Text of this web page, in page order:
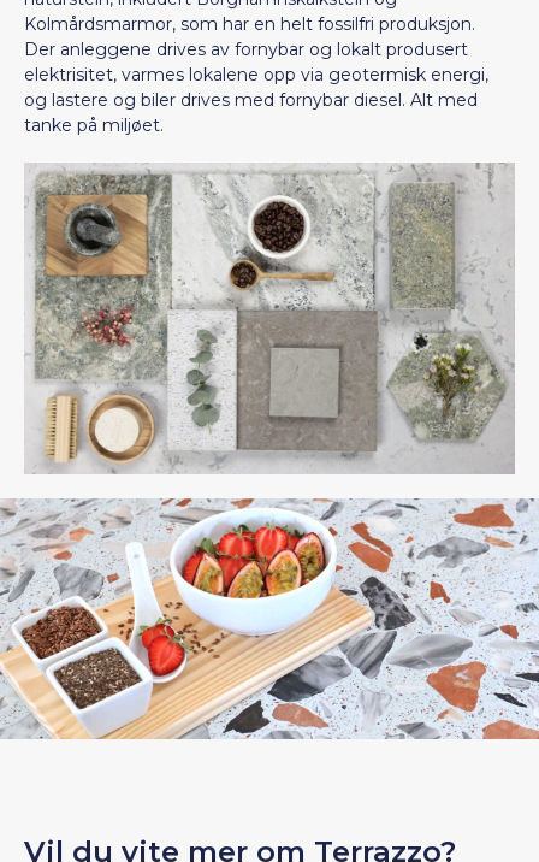
Kolmårdsmarmor, som har en helt fossilfri produksjon.
Der anleggene drives av fornybar og lokalt produsert
elektrisitet, varmes lokalene opp via geotermisk energi,
og lastere og biler drives med fornybar diesel. Alt med
tanke på miljøet.
Vil du vite mer om Terrazzo?